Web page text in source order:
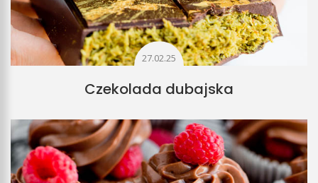
27.02.25
Czekolada dubajska